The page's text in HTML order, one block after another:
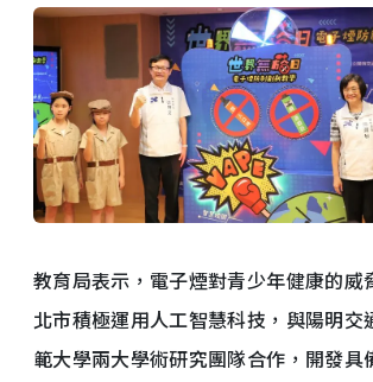
教育局表示，電子煙對青少年健康的威
北市積極運用人工智慧科技，與陽明交
範大學兩大學術研究團隊合作，開發具